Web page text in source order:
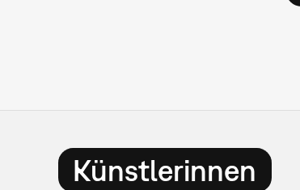
Künstlerinnen